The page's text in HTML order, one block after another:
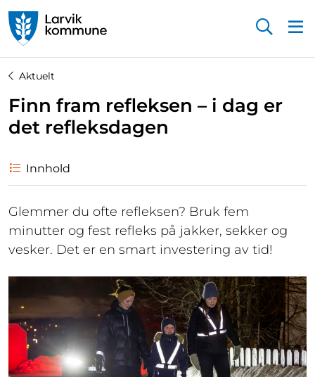
Aktuelt
Finn fram refleksen – i dag er
det refleksdagen
Innhold
Glemmer du ofte refleksen? Bruk fem
minutter og fest refleks på jakker, sekker og
vesker. Det er en smart investering av tid!